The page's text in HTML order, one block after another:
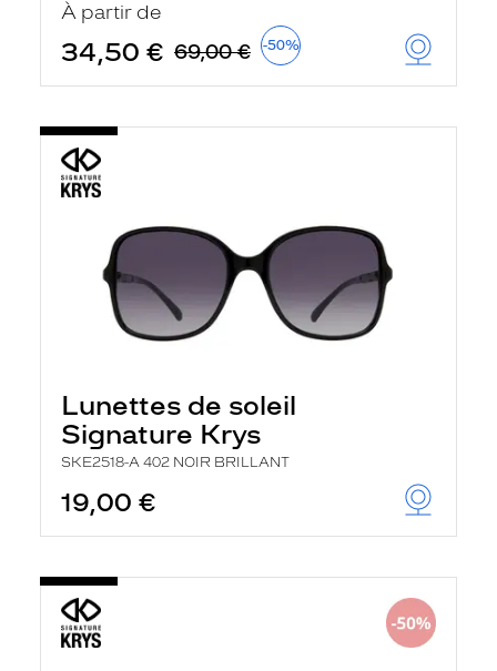
À partir de
34,50 € 69,00 € -50%
Lunettes de soleil
Signature Krys
SKE2518-A 402 NOIR BRILLANT
19,00 €